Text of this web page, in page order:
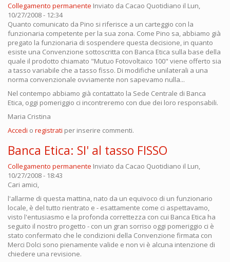
Collegamento permanente Inviato da Cacao Quotidiano il Lun,
10/27/2008 - 12:34
Quanto comunicato da Pino si riferisce a un carteggio con la
funzionaria competente per la sua zona. Come Pino sa, abbiamo già
pregato la funzionaria di sospendere questa decisione, in quanto
esiste una Convenzione sottoscritta con Banca Etica sulla base della
quale il prodotto chiamato "Mutuo Fotovoltaico 100" viene offerto sia
a tasso variabile che a tasso fisso. Di modifiche unilaterali a una
norma convenzionale ovviamente non sapevamo nulla...
Nel contempo abbiamo già contattato la Sede Centrale di Banca
Etica, oggi pomeriggio ci incontreremo con due dei loro responsabili.
Maria Cristina
Accedi o registrati per inserire commenti.
Banca Etica: SI' al tasso FISSO
Collegamento permanente Inviato da Cacao Quotidiano il Lun,
10/27/2008 - 18:43
Cari amici,
l'allarme di questa mattina, nato da un equivoco di un funzionario
locale, è del tutto rientrato e - esattamente come ci aspettavamo,
visto l'entusiasmo e la profonda correttezza con cui Banca Etica ha
seguito il nostro progetto - con un gran sorriso oggi pomeriggio ci è
stato confermato che le condizioni della Convenzione firmata con
Merci Dolci sono pienamente valide e non vi è alcuna intenzione di
chiedere una revisione.